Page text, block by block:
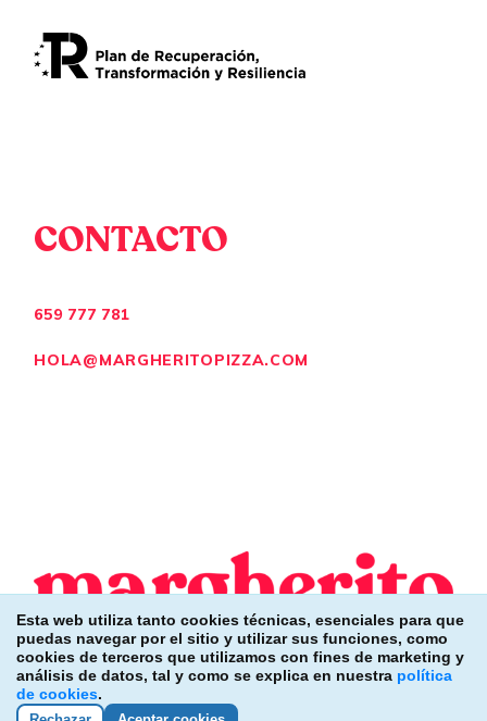
CONTACTO
659 777 781
HOLA@MARGHERITOPIZZA.COM
©MARGHERITO 2023
Esta web utiliza tanto cookies técnicas, esenciales para que
puedas navegar por el sitio y utilizar sus funciones, como
cookies de terceros que utilizamos con fines de marketing y
análisis de datos, tal y como se explica en nuestra política
de cookies.